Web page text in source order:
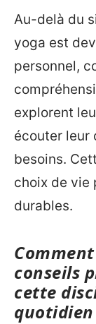
Au-delà du
yoga est
personnel,
explorent
écouter leur
besoins.
choix de vie
durables.
conseils
cette
quotidien